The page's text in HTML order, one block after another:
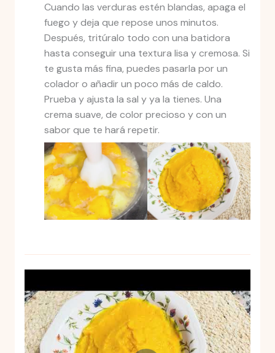
Cuando las verduras estén blandas, apaga el
fuego y deja que repose unos minutos.
Después, tritúralo todo con una batidora
hasta conseguir una textura lisa y cremosa. Si
te gusta más fina, puedes pasarla por un
colador o añadir un poco más de caldo.
Prueba y ajusta la sal y ya la tienes. Una
crema suave, de color precioso y con un
sabor que te hará repetir.